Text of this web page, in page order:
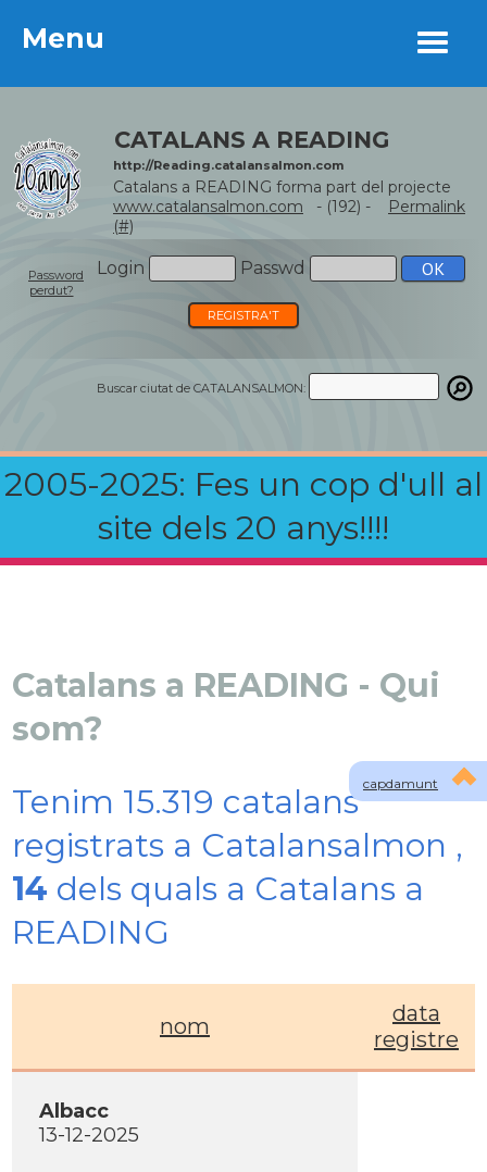
Menu
CATALANS A READING
http://Reading.catalansalmon.com
Catalans a READING forma part del projecte
www.catalansalmon.com - (192) -
Permalink
(#)
Login Passwd
Password
perdut?
REGISTRA'T
Buscar ciutat de CATALANSALMON:
2005-2025: Fes un cop d'ull al
site dels 20 anys!!!!
Menu
capdamunt
Catalans a READING - Qui
som?
Tenim 15.319 catalans
registrats a Catalansalmon ,
14 dels quals a Catalans a
READING
nom
data
registre
Albacc
13-12-2025